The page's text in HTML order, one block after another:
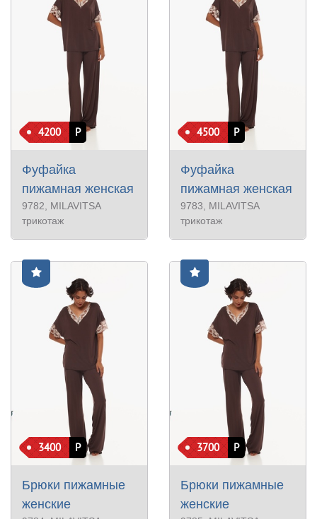
4200 Р
Фуфайка
пижамная женская
9782 , MILAVITSA
трикотаж
3400 Р
Брюки пижамные
женские
4500 Р
Фуфайка
пижамная женская
9783 , MILAVITSA
трикотаж
3700 Р
Брюки пижамные
женские